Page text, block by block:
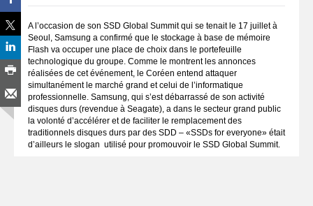
A l’occasion de son SSD Global Summit qui se tenait le 17 juillet à
Seoul, Samsung a confirmé que le stockage à base de mémoire
Flash va occuper une place de choix dans le portefeuille
technologique du groupe. Comme le montrent les annonces
réalisées de cet événement, le Coréen entend attaquer
simultanément le marché grand et celui de l’informatique
professionnelle. Samsung, qui s’est débarrassé de son activité
disques durs (revendue à Seagate), a dans le secteur grand public
la volonté d’accélérer et de faciliter le remplacement des
traditionnels disques durs par des SDD – «SSDs for everyone» était
d’ailleurs le slogan utilisé pour promouvoir le SSD Global Summit.